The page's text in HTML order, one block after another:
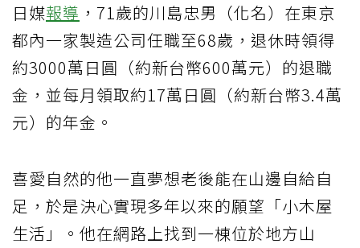
日媒報導 ，71歲的川島忠男（化名）在東京
都內一家製造公司任職至68歲，退休時領得
約3000萬日圓（約新台幣600萬元）的退職
金，並每月領取約17萬日圓（約新台幣3.4萬
元）的年金。
喜愛自然的他一直夢想老後能在山邊自給自
足，於是決心實現多年以來的願望「小木屋
生活」。他在網路上找到一棟位於地方山